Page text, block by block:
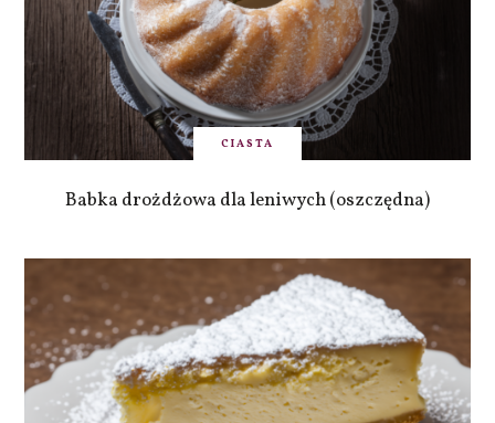
CIASTA
Babka drożdżowa dla leniwych (oszczędna)